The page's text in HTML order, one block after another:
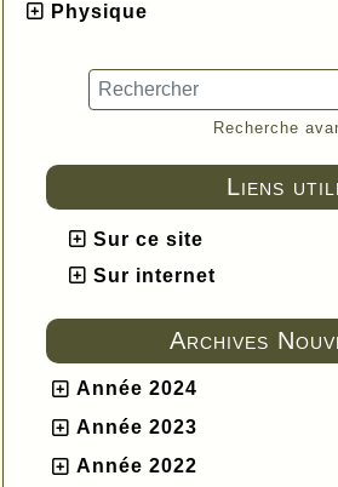
Physique
Recherche
Liens
Sur ce site
Sur internet
Archives
Année 2024
Année 2023
Année 2022